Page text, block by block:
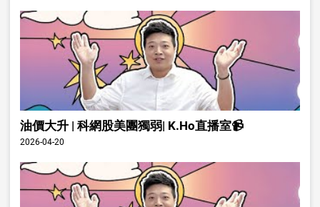
油價大升 | 科網股美團獨弱| K.Ho直播室📹
2026-04-20